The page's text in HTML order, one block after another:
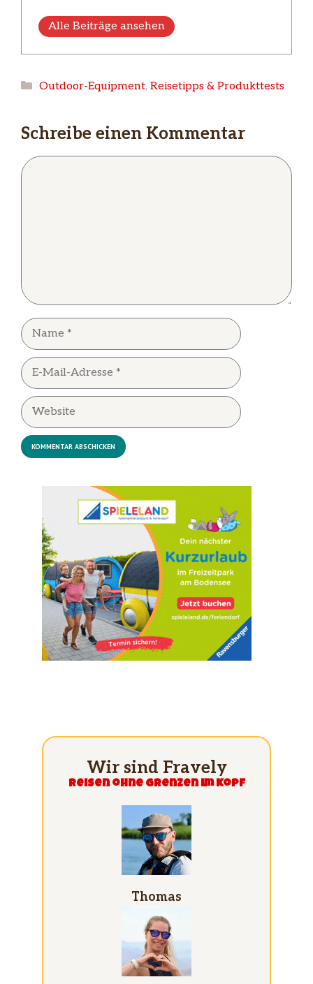
Alle Beiträge ansehen
Kategorien
Outdoor-Equipment, Reisetipps & Produkttests
Schreibe einen Kommentar
Kommentar
Name
E-
Mail-
Adresse
Website
Wir sind Fravely
Reisen ohne grenzen im Kopf
Thomas